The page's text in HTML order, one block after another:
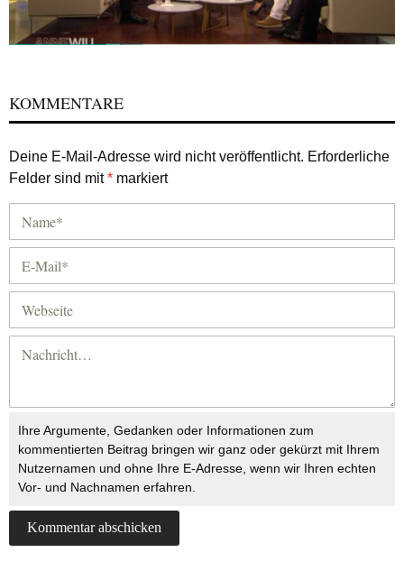
KOMMENTARE
Deine E-Mail-Adresse wird nicht veröffentlicht. Erforderliche
Felder sind mit* markiert
Ihre Argumente, Gedanken oder Informationen zum
kommentierten Beitrag bringen wir ganz oder gekürzt mit Ihrem
Nutzernamen und ohne Ihre E-Adresse, wenn wir Ihren echten
Vor- und Nachnamen erfahren.